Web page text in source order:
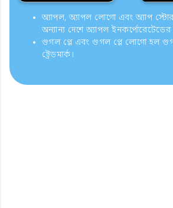
অ্যাপল, অ্যাপল লোগো এবং অ্যাপ স্টোর
অন্যান্য দেশে অ্যাপল ইনকর্পোরেটেডের
গুগল প্লে এবং গুগল প্লে লোগো হল
ট্রেডমার্ক।